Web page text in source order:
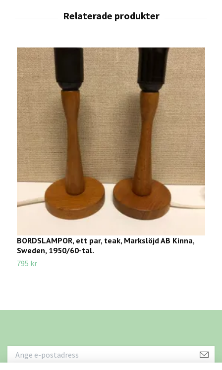
BORDSLAMPOR, ett par, teak, Markslöjd AB Kinna,
Sweden, 1950/60-tal.
795 kr